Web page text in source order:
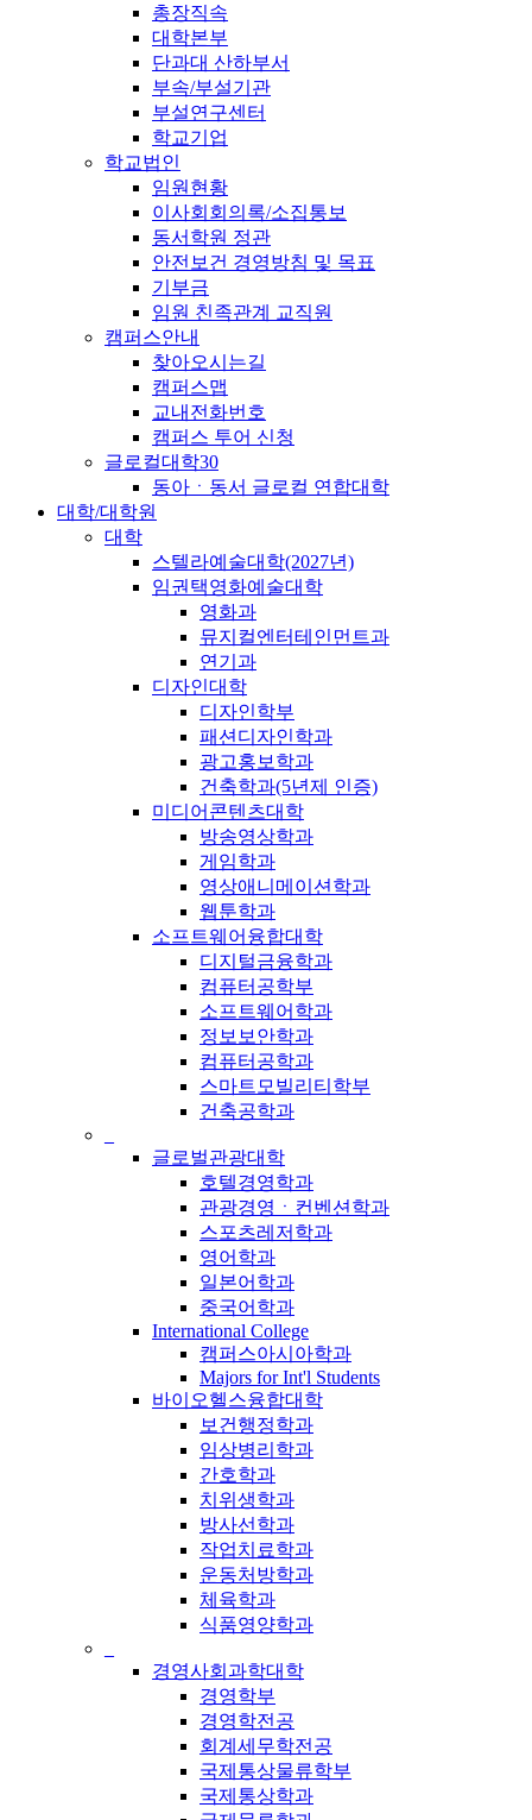
총장직속
대학본부
단과대 산하부서
부속/부설기관
부설연구센터
학교기업
학교법인
임원현황
이사회회의록/소집통보
동서학원 정관
안전보건 경영방침 및 목표
기부금
임원 친족관계 교직원
캠퍼스안내
찾아오시는길
캠퍼스맵
교내전화번호
캠퍼스 투어 신청
글로컬대학30
동아ㆍ동서 글로컬 연합대학
대학/대학원
대학
스텔라예술대학(2027년)
임권택영화예술대학
영화과
뮤지컬엔터테인먼트과
연기과
디자인대학
디자인학부
패션디자인학과
광고홍보학과
건축학과(5년제 인증)
미디어콘텐츠대학
방송영상학과
게임학과
영상애니메이션학과
웹툰학과
소프트웨어융합대학
디지털금융학과
컴퓨터공학부
소프트웨어학과
정보보안학과
컴퓨터공학과
스마트모빌리티학부
건축공학과
글로벌관광대학
호텔경영학과
관광경영ㆍ컨벤션학과
스포츠레저학과
영어학과
일본어학과
중국어학과
International College
캠퍼스아시아학과
Majors for Int'l Students
바이오헬스융합대학
보건행정학과
임상병리학과
간호학과
치위생학과
방사선학과
작업치료학과
운동처방학과
체육학과
식품영양학과
경영사회과학대학
경영학부
경영학전공
회계세무학전공
국제통상물류학부
국제통상학과